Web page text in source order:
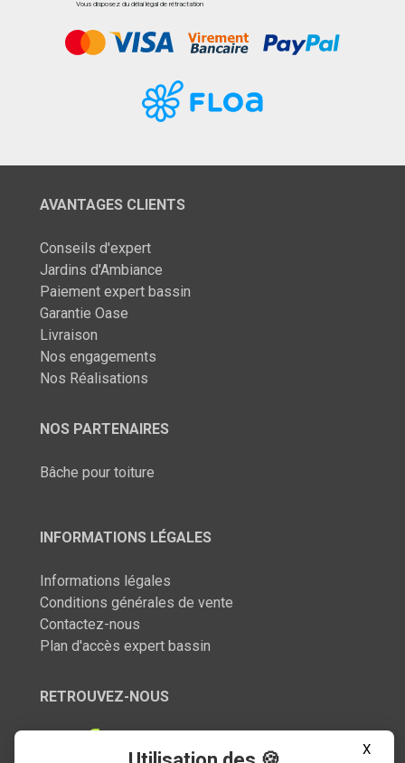
Vous disposez du délai légal de rétractation
AVANTAGES CLIENTS
Conseils d'expert
Jardins d'Ambiance
Paiement expert bassin
Garantie Oase
Livraison
Nos engagements
Nos Réalisations
NOS PARTENAIRES
Bâche pour toiture
INFORMATIONS LÉGALES
Informations légales
Conditions générales de vente
Contactez-nous
Plan d'accès expert bassin
RETROUVEZ-NOUS
X